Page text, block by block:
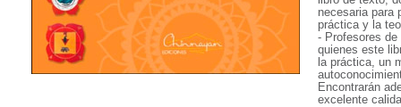
necesaria para
práctica y la
- Profesores
quienes este
la práctica, un
Encontrarán
excelente